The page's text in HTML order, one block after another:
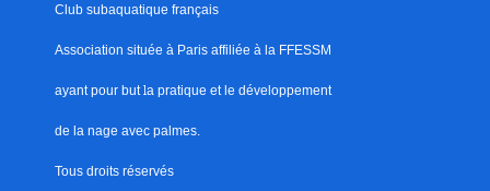
Club subaquatique français
Association située à Paris affiliée à la FFESSM
ayant pour but la pratique et le développement
de la nage avec palmes.
Tous droits réservés